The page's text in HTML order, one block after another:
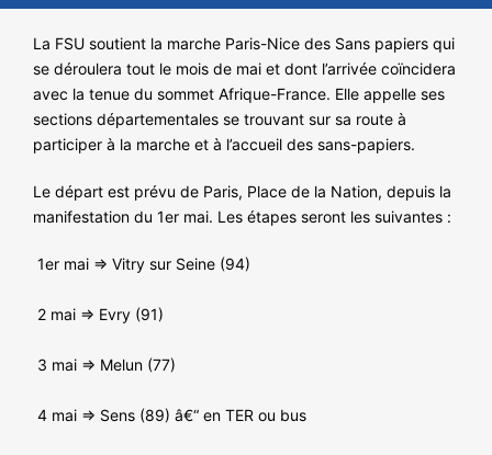
COMMUNIQUÉS
NOS ACTIONS
La FSU soutient la marche Paris-Nice des Sans papiers qui
se déroulera tout le mois de mai et dont l’arrivée coïncidera
avec la tenue du sommet Afrique-France. Elle appelle ses
sections départementales se trouvant sur sa route à
participer à la marche et à l’accueil des sans-papiers.
Le départ est prévu de Paris, Place de la Nation, depuis la
manifestation du 1er mai. Les étapes seront les suivantes :
1er mai => Vitry sur Seine (94)
2 mai => Evry (91)
3 mai => Melun (77)
4 mai => Sens (89) â€“ en TER ou bus